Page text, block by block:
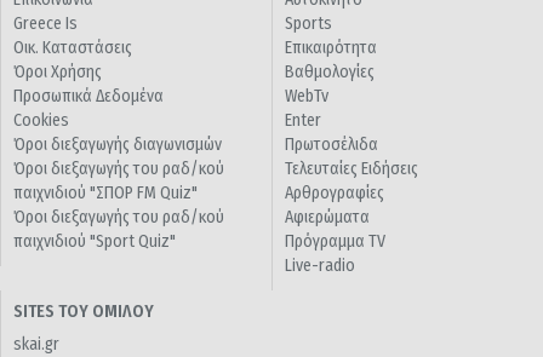
Greece Is
Οικ. Καταστάσεις
Όροι Χρήσης
Προσωπικά Δεδομένα
Cookies
Όροι διεξαγωγής διαγωνισμών
Όροι διεξαγωγής του ραδ/κού
παιχνιδιού "ΣΠΟΡ FM Quiz"
Όροι διεξαγωγής του ραδ/κού
παιχνιδιού "Sport Quiz"
Sports
Επικαιρότητα
Βαθμολογίες
WebTv
Enter
Πρωτοσέλιδα
Τελευταίες Ειδήσεις
Αρθρογραφίες
Αφιερώματα
Πρόγραμμα TV
Live-radio
SITES ΤΟΥ ΟΜΙΛΟΥ
skai.gr